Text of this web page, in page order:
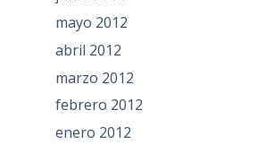
mayo 2012
abril 2012
marzo 2012
febrero 2012
enero 2012